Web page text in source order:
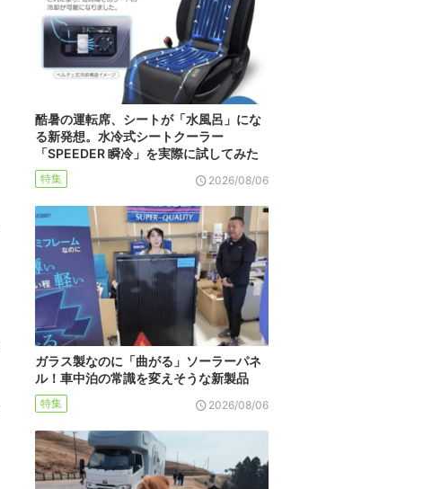
酷暑の運転席、シートが「水風呂」にな
る新発想。水冷式シートクーラー
「SPEEDER 瞬冷」を実際に試してみた
特集 2026/08/06
ガラス製なのに「曲がる」ソーラーパネ
ル！車中泊の常識を変えそうな新製品
特集 2026/08/06